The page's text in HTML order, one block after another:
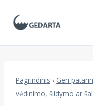
Pagrindinis › Geri
vėdinimo, šildymo ar